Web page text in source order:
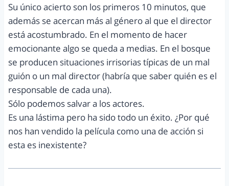
Su único acierto son los primeros 10 minutos, que
además se acercan más al género al que el director
está acostumbrado. En el momento de hacer
emocionante algo se queda a medias. En el bosque
se producen situaciones irrisorias típicas de un mal
guión o un mal director (habría que saber quién es el
responsable de cada una).
Sólo podemos salvar a los actores.
Es una lástima pero ha sido todo un éxito. ¿Por qué
nos han vendido la película como una de acción si
esta es inexistente?